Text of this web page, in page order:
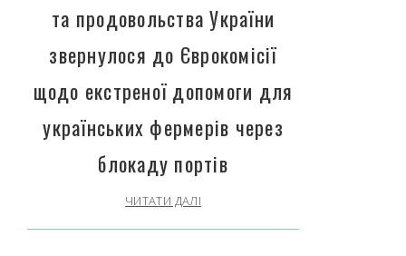
та продовольства України
звернулося до Єврокомісії
щодо екстреної допомоги для
українських фермерів через
блокаду портів
ЧИТАТИ ДАЛІ